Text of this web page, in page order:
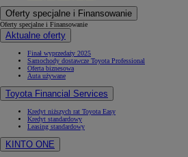
Oferty specjalne i Finansowanie
Oferty specjalne i Finansowanie
Aktualne oferty
Finał wyprzedaży 2025
Samochody dostawcze Toyota Professional
Oferta biznesowa
Auta używane
Toyota Financial Services
Kredyt niższych rat Toyota Easy
Kredyt standardowy
Leasing standardowy
KINTO ONE